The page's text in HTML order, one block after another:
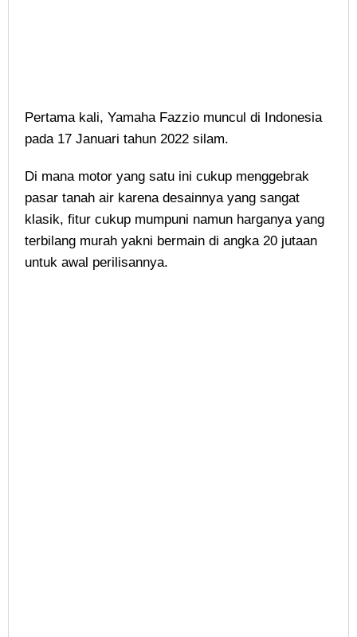
Pertama kali, Yamaha Fazzio muncul di Indonesia
pada 17 Januari tahun 2022 silam.
Di mana motor yang satu ini cukup menggebrak
pasar tanah air karena desainnya yang sangat
klasik, fitur cukup mumpuni namun harganya yang
terbilang murah yakni bermain di angka 20 jutaan
untuk awal perilisannya.